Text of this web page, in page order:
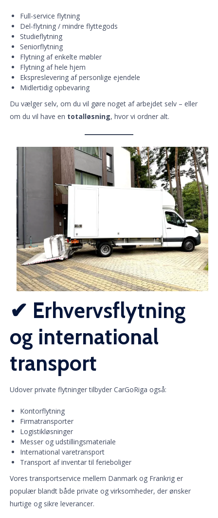
Full-service flytning
Del-flytning / mindre flyttegods
Studieflytning
Seniorflytning
Flytning af enkelte møbler
Flytning af hele hjem
Ekspreslevering af personlige ejendele
Midlertidig opbevaring
Du vælger selv, om du vil gøre noget af arbejdet selv – eller
om du vil have en totalløsning, hvor vi ordner alt.
✔ Erhvervsflytning
og international
transport
Udover private flytninger tilbyder CarGoRiga også:
Kontorflytning
Firmatransporter
Logistikløsninger
Messer og udstillingsmateriale
International varetransport
Transport af inventar til ferieboliger
Vores transportservice mellem Danmark og Frankrig er
populær blandt både private og virksomheder, der ønsker
hurtige og sikre leverancer.